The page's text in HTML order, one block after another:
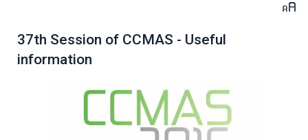
37th Session of CCMAS - Useful
information